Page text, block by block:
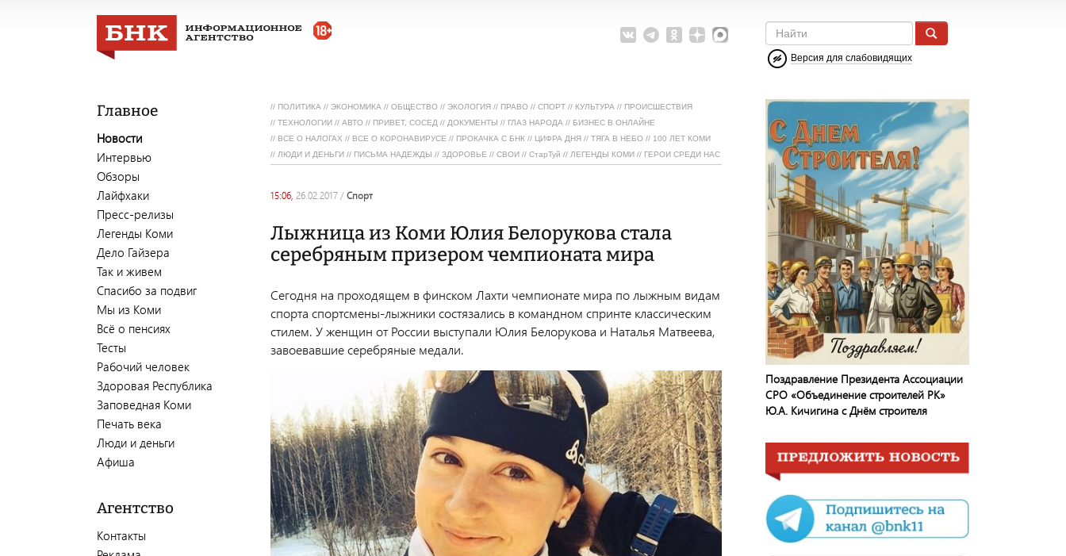
Версия для слабовидящих
Главное
Новости
Интервью
Обзоры
Лайфхаки
Пресс-релизы
Легенды Коми
Дело Гайзера
Так и живем
Спасибо за подвиг
Мы из Коми
Всё о пенсиях
Тесты
Рабочий человек
Здоровая Республика
Заповедная Коми
Печать века
Люди и деньги
Афиша
Агентство
Контакты
// ПОЛИТИКА // ЭКОНОМИКА // ОБЩЕСТВО // ЭКОЛОГИЯ // ПРАВО // СПОРТ // КУЛЬТУРА // ПРОИСШЕСТВИЯ
// ТЕХНОЛОГИИ // АВТО // ПРИВЕТ, СОСЕД // ДОКУМЕНТЫ // ГЛАЗ НАРОДА // БИЗНЕС В ОНЛАЙНЕ
// ВСЕ О НАЛОГАХ // ВСЕ О КОРОНАВИРУСЕ // ПРОКАЧКА С БНК // ЦИФРА ДНЯ // ТЯГА В НЕБО // 100 ЛЕТ КОМИ
// ЛЮДИ И ДЕНЬГИ // ПИСЬМА НАДЕЖДЫ // ЗДОРОВЬЕ // СВОИ // СтарТуй // ЛЕГЕНДЫ КОМИ // ГЕРОИ СРЕДИ НАС
15:06, 26.02.2017 / спорт
Лыжница из Коми Юлия Белорукова стала
серебряным призером чемпионата мира
Сегодня на проходящем в финском Лахти чемпионате мира по лыжным видам
спорта спортсмены-лыжники состязались в командном спринте классическим
стилем. У женщин от России выступали Юлия Белорукова и Наталья Матвеева,
завоевавшие серебряные медали.
Поздравление Президента Ассоциации
СРО «Объединение строителей РК»
Ю.А. Кичигина с Днём строителя